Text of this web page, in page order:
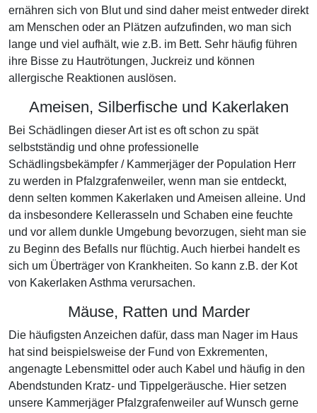
ernähren sich von Blut und sind daher meist entweder direkt
am Menschen oder an Plätzen aufzufinden, wo man sich
lange und viel aufhält, wie z.B. im Bett. Sehr häufig führen
ihre Bisse zu Hautrötungen, Juckreiz und können
allergische Reaktionen auslösen.
Ameisen, Silberfische und Kakerlaken
Bei Schädlingen dieser Art ist es oft schon zu spät
selbstständig und ohne professionelle
Schädlingsbekämpfer / Kammerjäger der Population Herr
zu werden in Pfalzgrafenweiler, wenn man sie entdeckt,
denn selten kommen Kakerlaken und Ameisen alleine. Und
da insbesondere Kellerasseln und Schaben eine feuchte
und vor allem dunkle Umgebung bevorzugen, sieht man sie
zu Beginn des Befalls nur flüchtig. Auch hierbei handelt es
sich um Überträger von Krankheiten. So kann z.B. der Kot
von Kakerlaken Asthma verursachen.
Mäuse, Ratten und Marder
Die häufigsten Anzeichen dafür, dass man Nager im Haus
hat sind beispielsweise der Fund von Exkrementen,
angenagte Lebensmittel oder auch Kabel und häufig in den
Abendstunden Kratz- und Tippelgeräusche. Hier setzen
unsere Kammerjäger Pfalzgrafenweiler auf Wunsch gerne